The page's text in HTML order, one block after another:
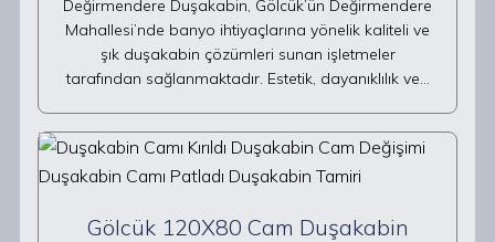
Değirmendere Duşakabin, Gölcük’ün Değirmendere
Mahallesi’nde banyo ihtiyaçlarına yönelik kaliteli ve
şık duşakabin çözümleri sunan işletmeler
tarafından sağlanmaktadır. Estetik, dayanıklılık ve…
Gölcük 120X80 Cam Duşakabin